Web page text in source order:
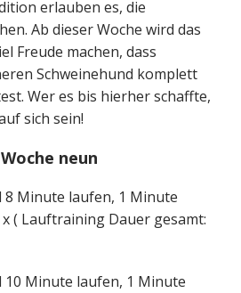
erlauben es, die
Ab dieser Woche wird das
Freude machen, dass
Schweinehund komplett
Wer es bis hierher schaffte,
sich sein!
neun
8 Minute laufen, 1 Minute
( Lauftraining Dauer gesamt:
10 Minute laufen, 1 Minute